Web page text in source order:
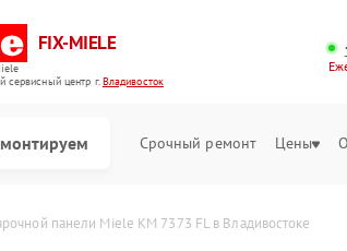
FIX-MIELE
cервисный центр г.Владивосток
Срочный ремонт Цены
панели Miele KM 7373 FL в Владивостоке